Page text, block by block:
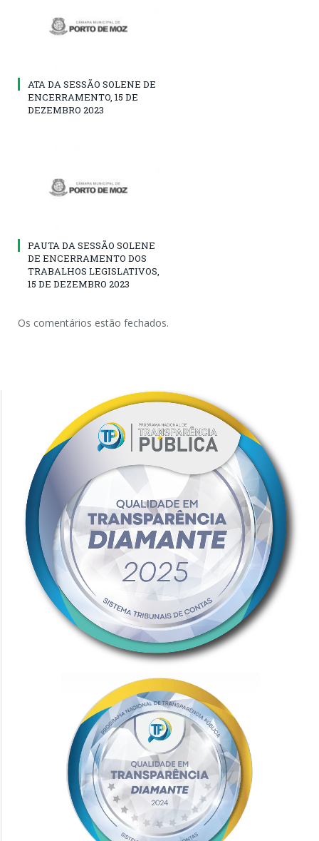
ATA DA SESSÃO SOLENE DE
ENCERRAMENTO, 15 DE
DEZEMBRO 2023
PAUTA DA SESSÃO SOLENE
DE ENCERRAMENTO DOS
TRABALHOS LEGISLATIVOS,
15 DE DEZEMBRO 2023
Os comentários estão fechados.